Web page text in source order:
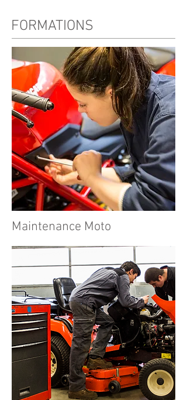
FORMATIONS
Maintenance Moto